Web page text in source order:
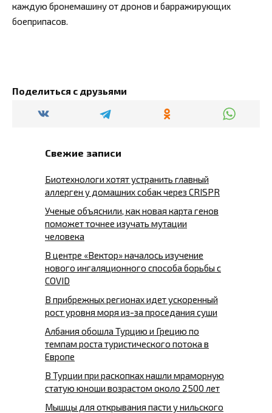
каждую бронемашину от дронов и барражирующих
боеприпасов.
Поделиться с друзьями
Свежие записи
Биотехнологи хотят устранить главный
аллерген у домашних собак через CRISPR
Ученые объяснили, как новая карта генов
поможет точнее изучать мутации
человека
В центре «Вектор» началось изучение
нового ингаляционного способа борьбы с
COVID
В прибрежных регионах идет ускоренный
рост уровня моря из-за проседания суши
Албания обошла Турцию и Грецию по
темпам роста туристического потока в
Европе
В Турции при раскопках нашли мраморную
статую юноши возрастом около 2500 лет
Мышцы для открывания пасти у нильского